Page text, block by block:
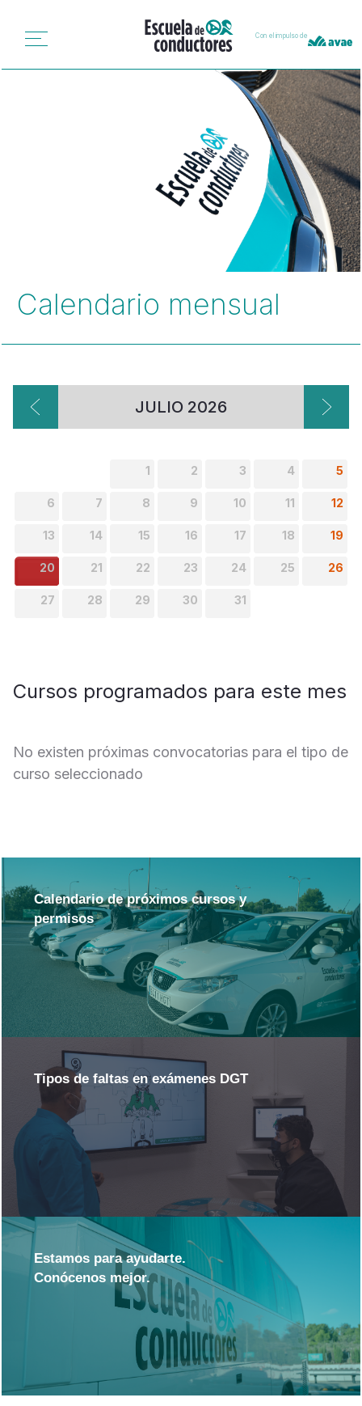
Con el impulso de
Calendario mensual
JULIO 2026
1 2 3 4 5
6 7 8 9 10 11 12
13 14 15 16 17 18 19
20 21 22 23 24 25 26
27 28 29 30 31
Cursos programados para este mes
No existen próximas convocatorias para el tipo de
curso seleccionado
Calendario de próximos cursos y
permisos
Tipos de faltas en exámenes DGT
Estamos para ayudarte.
Conócenos mejor.